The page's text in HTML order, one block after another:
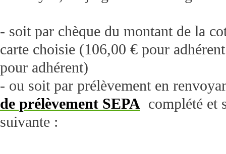
- soit par chèque du montant de la
carte choisie (106,00 € pour
pour adhérent)
- ou soit par prélèvement en
de prélèvement SEPA complété et
suivante :